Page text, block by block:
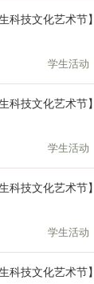
科技文化艺术节
学生活动
科技文化艺术节
学生活动
科技文化艺术节
学生活动
科技文化艺术节